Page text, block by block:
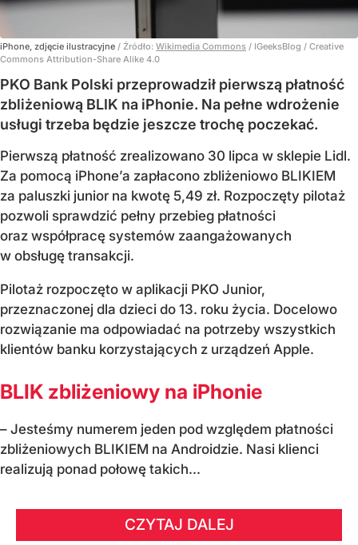
iPhone, zdjęcie ilustracyjne / Źródło: Wikimedia Commons / IGeeksBlog / Creative
Commons Attribution-Share Alike 4.0
PKO Bank Polski przeprowadził pierwszą płatność
zbliżeniową BLIK na iPhonie. Na pełne wdrożenie
usługi trzeba będzie jeszcze trochę poczekać.
Pierwszą płatność zrealizowano 30 lipca w sklepie Lidl.
Za pomocą iPhone’a zapłacono zbliżeniowo BLIKIEM
za paluszki junior na kwotę 5,49 zł. Rozpoczęty pilotaż
pozwoli sprawdzić pełny przebieg płatności
oraz współpracę systemów zaangażowanych
w obsługę transakcji.
Pilotaż rozpoczęto w aplikacji PKO Junior,
przeznaczonej dla dzieci do 13. roku życia. Docelowo
rozwiązanie ma odpowiadać na potrzeby wszystkich
klientów banku korzystających z urządzeń Apple.
BLIK zbliżeniowy na iPhonie
– Jesteśmy numerem jeden pod względem płatności
zbliżeniowych BLIKIEM na Androidzie. Nasi klienci
realizują ponad połowę takich...
CZYTAJ DALEJ